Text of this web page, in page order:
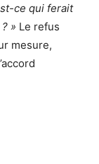
ce qui ferait
» Le refus
mesure,